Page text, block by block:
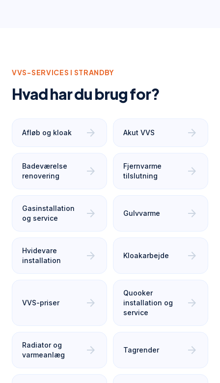
VVS-SERVICES I STRANDBY
Hvad har du brug for?
Afløb og kloak arrow_forward Akut VVS arrow_forward
Badeværelse
renovering
arrow_forward
Fjernvarme
tilslutning
arrow_forward
Gasinstallation
og service
arrow_forward Gulvvarme arrow_forward
Hvidevare
installation
arrow_forward Kloakarbejde arrow_forward
VVS-priser arrow_forward
Quooker
installation og
service
arrow_forward
Radiator og
varmeanlæg
arrow_forward Tagrender arrow_forward